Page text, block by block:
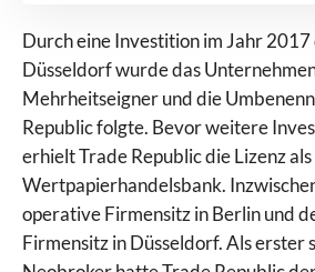
Durch eine Investition im Jahr 2017
Düsseldorf wurde das
Mehrheitseigner und die
Republic folgte. Bevor weitere
erhielt Trade Republic die Lizenz als
Wertpapierhandelsbank.
operative Firmensitz in Berlin und
Firmensitz in Düsseldorf. Als erster